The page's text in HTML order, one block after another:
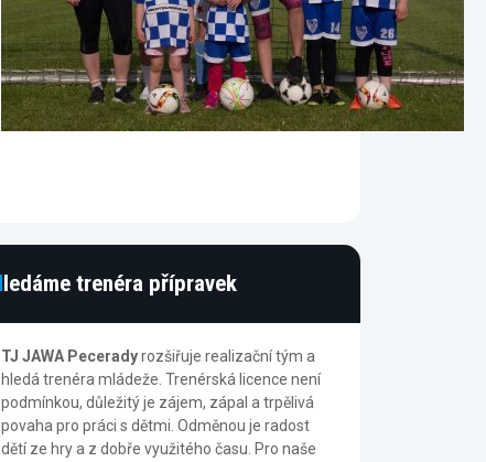
Hledáme trenéra přípravek
TJ JAWA Peceradyrozšiřuje realizační tým a
hledá trenéra mládeže. Trenérská licence není
podmínkou, důležitý je zájem, zápal a trpělivá
povaha pro práci s dětmi. Odměnou je radost
dětí ze hry a z dobře využitého času. Pro naše